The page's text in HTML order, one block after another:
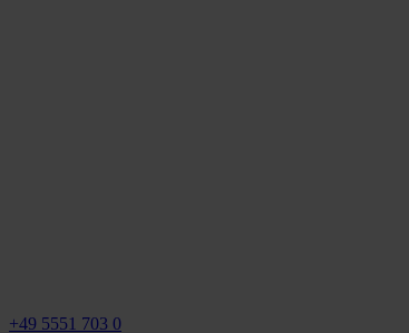
+49 5551 703 0